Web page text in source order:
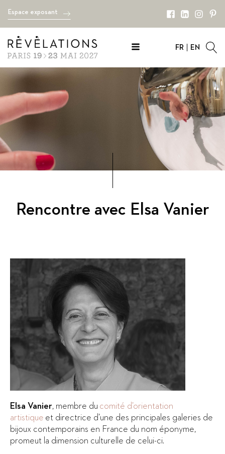
Espace exposant
FR EN
Rencontre avec Elsa Vanier
Elsa Vanier, membre du comité d’orientation
artistique et directrice d’une des principales galeries de
bijoux contemporains en France du nom éponyme,
promeut la dimension culturelle de celui-ci.